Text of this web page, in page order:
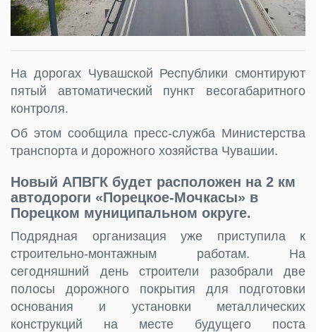
На дорогах Чувашской Республики смонтируют
пятый автоматический пункт весогабаритного
контроля.
Об этом сообщила пресс-служба Министерства
транспорта и дорожного хозяйства Чувашии.
Новый АПВГК будет расположен на 2 км
автодороги «Порецкое-Мочкасы» в
Порецком муниципальном округе.
Подрядная организация уже приступила к
строительно-монтажным работам. На
сегодняшний день строители разобрали две
полосы дорожного покрытия для подготовки
основания и установки металлических
конструкций на месте будущего поста